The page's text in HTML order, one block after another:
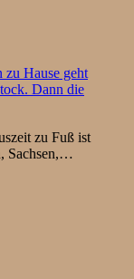
zu Fuß ist
Sachsen,…